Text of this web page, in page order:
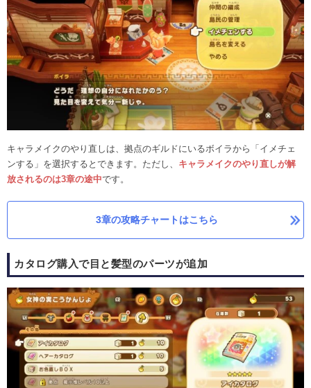
キャラメイクのやり直しは、拠点のギルドにいるボイラから「イメチェ
ンする」を選択するとできます。ただし、 キャラメイクのやり直しが解
放されるのは3章の途中です。
3章の攻略チャートはこちら
カタログ購入で目と髪型のパーツが追加